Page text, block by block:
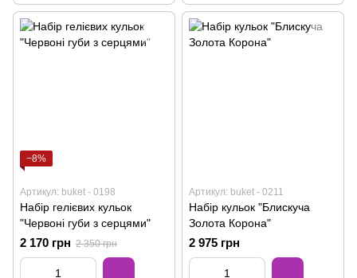
−8%
Артикул: buket - 0198
Набір гелієвих кульок
"Червоні губи з серцями"
2 170 грн 2 350 грн
Артикул: buket - 0211
Набір кульок "Блискуча
Золота Корона"
2 975 грн